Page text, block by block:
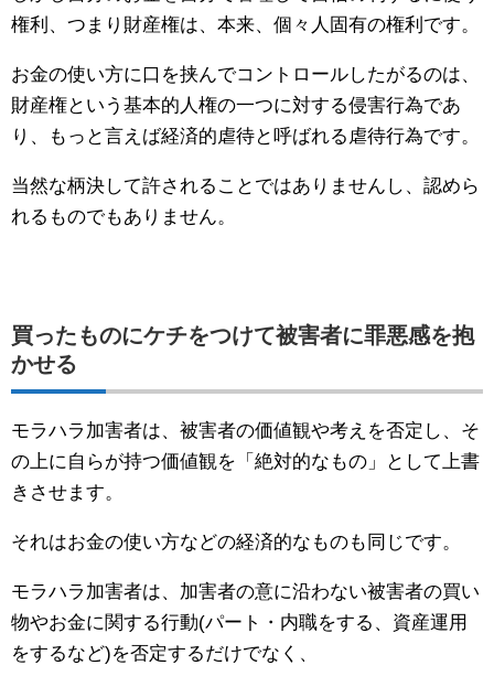
権利、つまり財産権は、本来、個々人固有の権利です。
お金の使い方に口を挟んでコントロールしたがるのは、
財産権という基本的人権の一つに対する侵害行為であ
り、もっと言えば経済的虐待と呼ばれる虐待行為です。
当然な柄決して許されることではありませんし、認めら
れるものでもありません。
買ったものにケチをつけて被害者に罪悪感を抱
かせる
モラハラ加害者は、被害者の価値観や考えを否定し、そ
の上に自らが持つ価値観を「絶対的なもの」として上書
きさせます。
それはお金の使い方などの経済的なものも同じです。
モラハラ加害者は、加害者の意に沿わない被害者の買い
物やお金に関する行動(パート・内職をする、資産運用
をするなど)を否定するだけでなく、